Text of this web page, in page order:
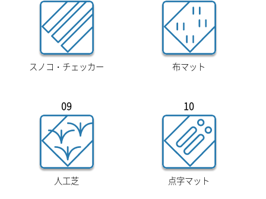
スノコ・チェッカー 布マット
09
人工芝
10
点字マット